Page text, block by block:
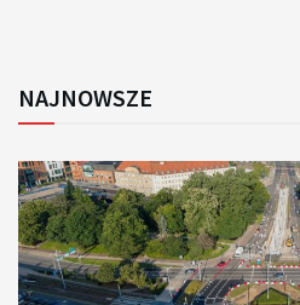
NAJNOWSZE